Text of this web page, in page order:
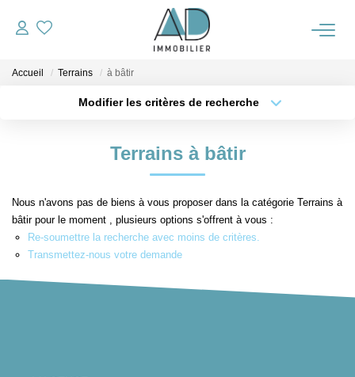
NOTRE AGENCE
ALERTE IMMO
Accueil Terrains à bâtir
Modifier les critères de recherche
Budget max Plus de critères
Terrains à bâtir
Nous n'avons pas de biens à vous proposer dans la catégorie Terrains à
bâtir pour le moment , plusieurs options s'offrent à vous :
Re-soumettre la recherche avec moins de critères.
Transmettez-nous votre demande